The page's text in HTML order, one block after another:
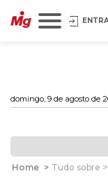
domingo, 9 de agosto de
Home > Tudo sobre